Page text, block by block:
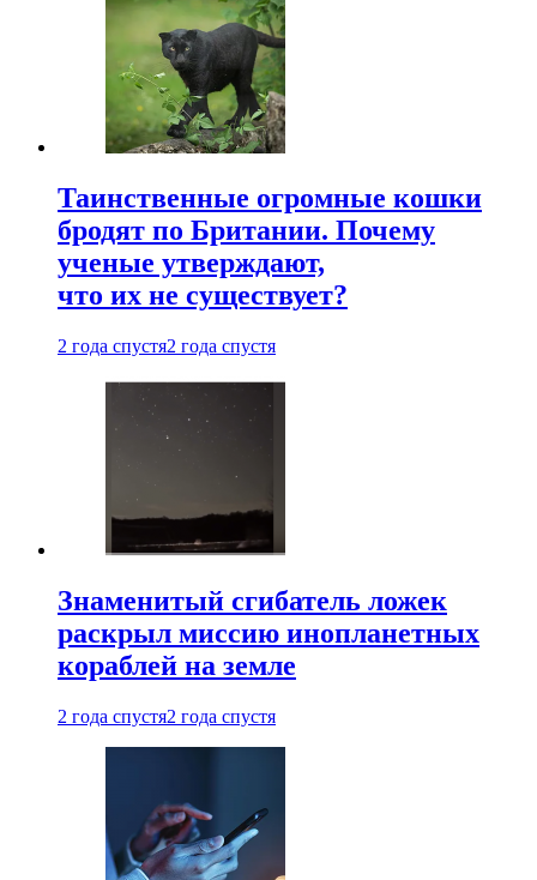
Таинственные огромные кошки
бродят по Британии. Почему
ученые утверждают,
что их не существует?
2 года спустя2 года спустя
Знаменитый сгибатель ложек
раскрыл миссию инопланетных
кораблей на земле
2 года спустя2 года спустя